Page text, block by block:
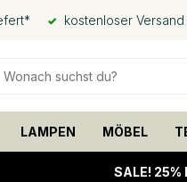
kostenloser Versand
LAMPEN MÖBEL
SALE! 25%